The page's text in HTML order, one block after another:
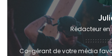
Rédacteur
Co-gérant de votre média